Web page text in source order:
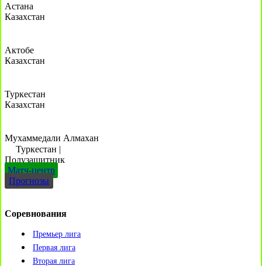
Астана
Казахстан
Актобе
Казахстан
Туркестан
Казахстан
Мухаммедали Алмахан
Туркестан |
Полузащитник
Матч-центр
Прогнозы
Соревнования
Премьер лига
Первая лига
Вторая лига